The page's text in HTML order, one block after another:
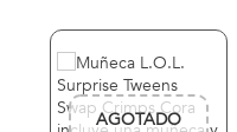
AGOTADO